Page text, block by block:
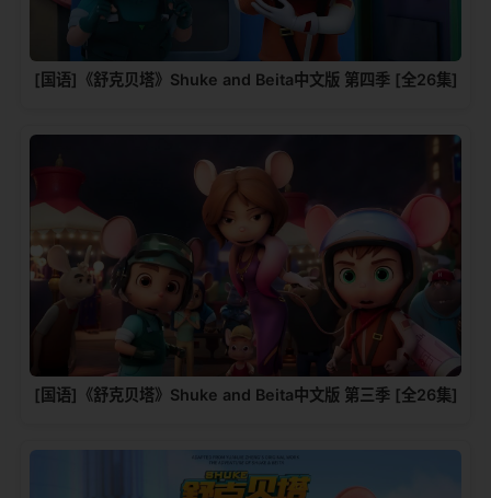
[国语]《舒克贝塔》Shuke and Beita中文版 第四季 [全26集]
[国语]《舒克贝塔》Shuke and Beita中文版 第三季 [全26集]